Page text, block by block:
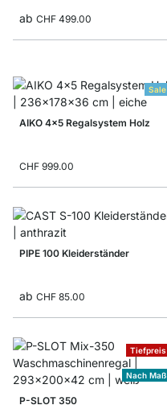
ab CHF 499.00
Sale
AIKO 4x5 Regalsystem Holz
CHF 999.00
PIPE 100 Kleiderständer
ab CHF 85.00
Tiefpreis
Nach Maß
P-SLOT 350